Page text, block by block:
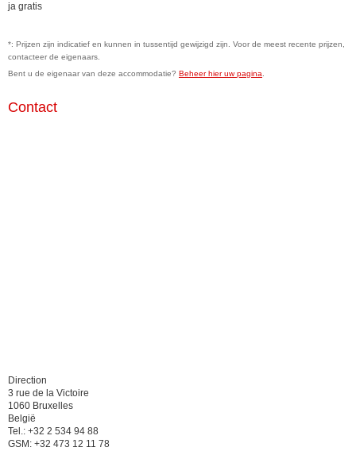
ja gratis
*: Prijzen zijn indicatief en kunnen in tussentijd gewijzigd zijn. Voor de meest recente prijzen,
contacteer de eigenaars.
Bent u de eigenaar van deze accommodatie? Beheer hier uw pagina
Contact
Direction
3 rue de la Victoire
1060 Bruxelles
België
Tel.: +32 2 534 94 88
GSM: +32 473 12 11 78